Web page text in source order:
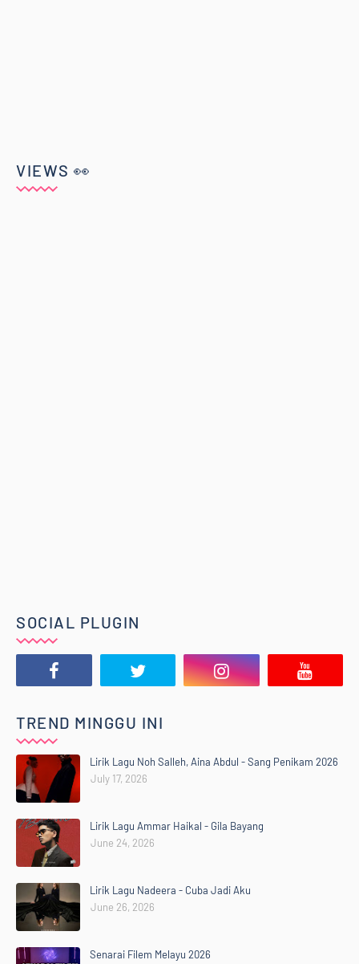
VIEWS 👀
SOCIAL PLUGIN
TREND MINGGU INI
Lirik Lagu Noh Salleh, Aina Abdul - Sang Penikam 2026
July 17, 2026
Lirik Lagu Ammar Haikal - Gila Bayang
June 24, 2026
Lirik Lagu Nadeera - Cuba Jadi Aku
June 26, 2026
Senarai Filem Melayu 2026